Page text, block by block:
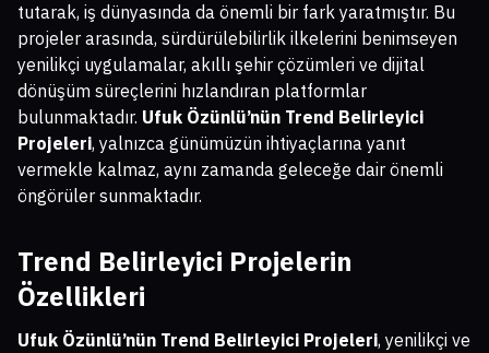
tutarak, iş dünyasında da önemli bir fark yaratmıştır. Bu
projeler arasında, sürdürülebilirlik ilkelerini benimseyen
yenilikçi uygulamalar, akıllı şehir çözümleri ve dijital
dönüşüm süreçlerini hızlandıran platformlar
bulunmaktadır. Ufuk Özünlü’nün Trend Belirleyici
Projeleri, yalnızca günümüzün ihtiyaçlarına yanıt
vermekle kalmaz, aynı zamanda geleceğe dair önemli
öngörüler sunmaktadır.
Trend Belirleyici Projelerin
Özellikleri
Ufuk Özünlü’nün Trend Belirleyici Projeleri, yenilikçi ve